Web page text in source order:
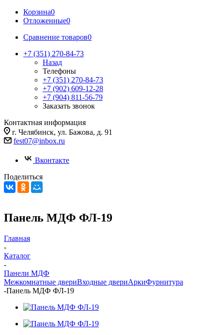
Корзина0
Отложенные0
Сравнение товаров0
+7 (351) 270-84-73
Назад
Телефоны
+7 (351) 270-84-73
+7 (902) 609-12-28
+7 (904) 811-56-79
Заказать звонок
Контактная информация
г. Челябинск, ул. Бажова, д. 91
fest07@inbox.ru
Вконтакте
Поделиться
Панель МДФ ФЛ-19
Главная
-
Каталог
-
Панели МДФ
Межкомнатные двериВходные двериАркиФурнитура
-Панель МДФ ФЛ-19